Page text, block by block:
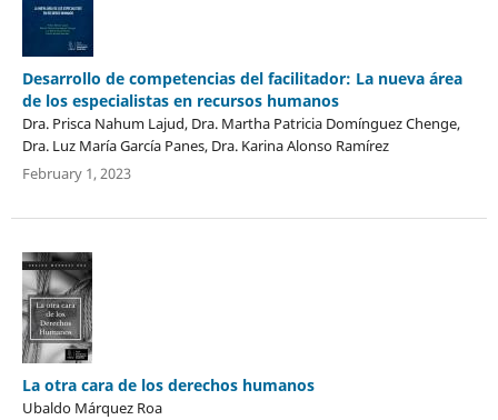
Desarrollo de competencias del facilitador: La nueva área
de los especialistas en recursos humanos
Dra. Prisca Nahum Lajud, Dra. Martha Patricia Domínguez Chenge,
Dra. Luz María García Panes, Dra. Karina Alonso Ramírez
February 1, 2023
La otra cara de los derechos humanos
Ubaldo Márquez Roa